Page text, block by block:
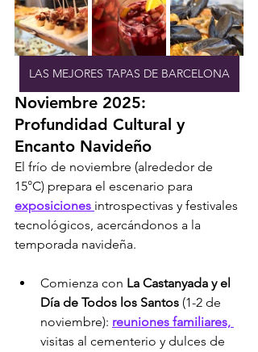
LAS MEJORES TAPAS DE BARCELONA
Noviembre 2025:
Profundidad Cultural y
Encanto Navideño
El frío de noviembre (alrededor de
15°C) prepara el escenario para
exposiciones introspectivas y festivales
tecnológicos, acercándonos a la
temporada navideña.
Comienza con La Castanyada y el
Día de Todos los Santos (1-2 de
noviembre): reuniones familiares,
visitas al cementerio y dulces de